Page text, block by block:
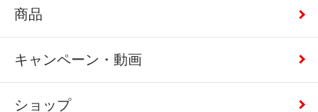
商品
キャンペーン・動画
ショップ